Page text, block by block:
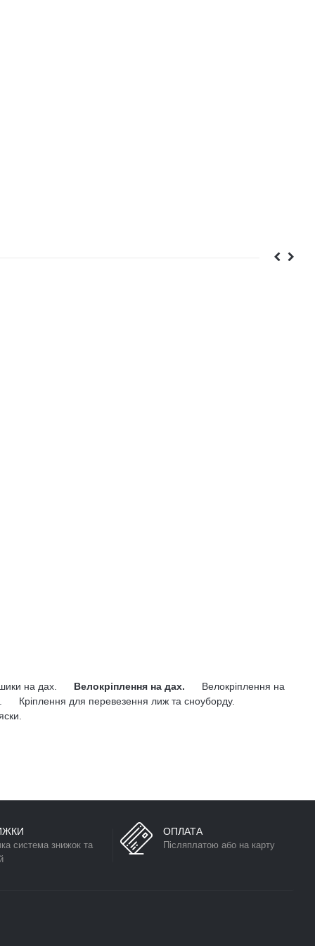
на дах. Велокріплення на дах.
Велокріплення на
Кріплення для перевезення лиж та сноуборду.
система знижок та
ОПЛАТА
Післяплатою або на карту